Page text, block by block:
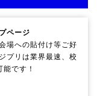
ページ
場への貼付け等ご好
プリは業界最速、校
です！